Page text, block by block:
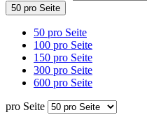
50 pro Seite
50 pro Seite
100 pro Seite
150 pro Seite
300 pro Seite
600 pro Seite
pro Seite